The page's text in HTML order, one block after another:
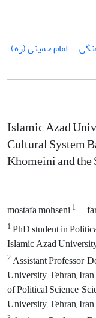
امام خمینی (ره)
Islamic Azad
Cultural System
Khomeini and
mostafa mohseni1
1PhD student in
Islamic Azad
2Assistant Professor,
University, Tehran,
of Political Science,
University, Tehran, Iran.